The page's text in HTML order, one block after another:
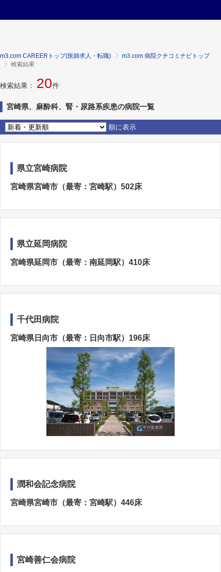
m3.com CAREERトップ(医師求人・転職)
m3.com 病院クチコミナビトップ
検索結果
検索結果： 20件
宮崎県、麻酔科、腎・尿路系疾患の病院一覧
順に表示
県立宮崎病院
宮崎県宮崎市（最寄：宮崎駅）502床
県立延岡病院
宮崎県延岡市（最寄：南延岡駅）410床
千代田病院
宮崎県日向市（最寄：日向市駅）196床
潤和会記念病院
宮崎県宮崎市（最寄：宮崎駅）446床
宮崎善仁会病院